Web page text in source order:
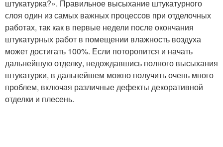
Высохшая штукатурка
Штукатурки перед
шпаклевкой
Цементно-песчаная
Штукатурка на
штукатурка?». Правильное высыхание штукатурного
слоя один из самых важных процессов при отделочных
работах, так как в первые недели после окончания
штукатурных работ в помещении влажность воздуха
может достигать 100%. Если поторопится и начать
дальнейшую отделку, недождавшись полного высыхания
штукатурки, в дальнейшем можно получить очень много
проблем, включая различные дефекты декоративной
отделки и плесень.